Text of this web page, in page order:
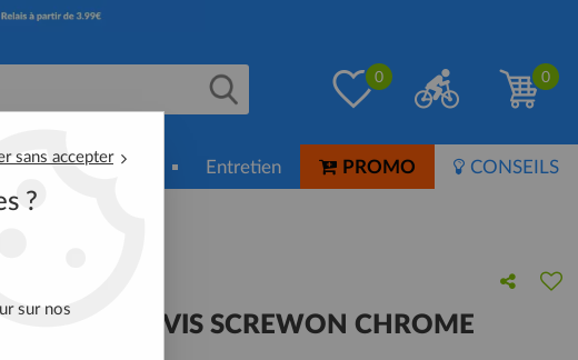
0 0
Nutrition-Soin Entretien PROMO CONSEILS
CINTRE À VIS SCREWON CHROME
sans accepter
?
sur nos